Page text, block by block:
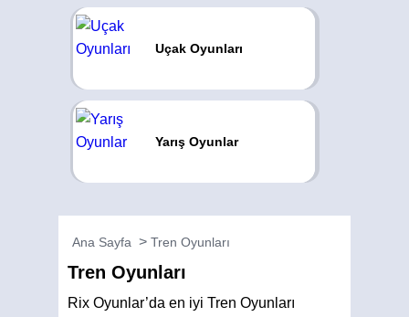
Uçak Oyunları
Yarış Oyunlar
Ana Sayfa Tren Oyunları
Tren Oyunları
Rix Oyunlar’da en iyi Tren Oyunları